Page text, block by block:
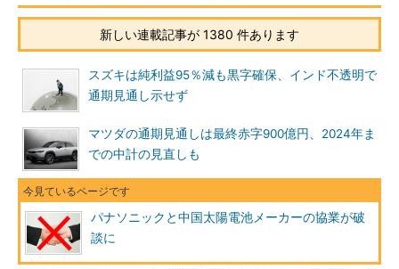
新しい連載記事が 1380 件あります
スズキは純利益95％減も黒字確保、インド不透明で
通期見通し示せず
マツダの通期見通しは最終赤字900億円、2024年ま
での中計の見直しも
パナソニックと中国太陽電池メーカーの協業が破
談に